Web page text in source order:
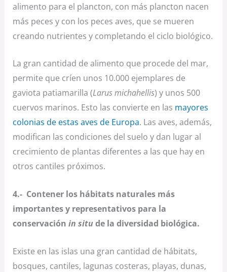
alimento para el plancton, con más plancton nacen
más peces y con los peces aves, que se mueren
creando nutrientes y completando el ciclo biológico.
La gran cantidad de alimento que procede del mar,
permite que críen unos 10.000 ejemplares de
gaviota patiamarilla (Larus michahellis) y unos 500
cuervos marinos. Esto las convierte en las mayores
colonias de estas aves de Europa. Las aves, además,
modifican las condiciones del suelo y dan lugar al
crecimiento de plantas diferentes a las que hay en
otros cantiles próximos.
4.- Contener los hábitats naturales más
importantes y representativos para la
conservación in situde la diversidad biológica.
Existe en las islas una gran cantidad de hábitats,
bosques, cantiles, lagunas costeras, playas, dunas,